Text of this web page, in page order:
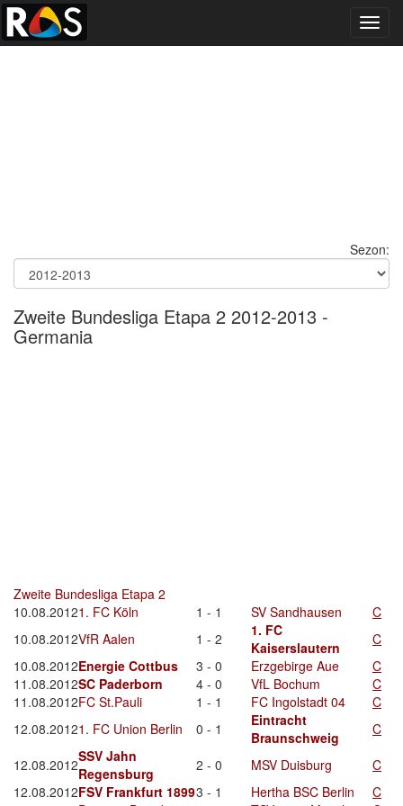
Sezon:
Zweite Bundesliga Etapa 2 2012-2013 -
Germania
Zweite Bundesliga Etapa 2
10.08.20121. FC Köln 1 - 1 SV Sandhausen
C
10.08.2012VfR Aalen 1 - 2
1. FC
Kaiserslautern
C
10.08.2012Energie Cottbus 3 - 0 Erzgebirge Aue
C
11.08.2012SC Paderborn 4 - 0 VfL Bochum
C
11.08.2012FC St.Pauli 1 - 1 FC Ingolstadt 04
C
12.08.20121. FC Union Berlin 0 - 1
Eintracht
Braunschweig
C
12.08.2012SSV Jahn
Regensburg
2 - 0 MSV Duisburg
C
12.08.2012FSV Frankfurt 18993 - 1 Hertha BSC Berlin
C